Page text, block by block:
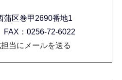
区巻甲2690番地1
：0256-72-6022
当にメールを送る